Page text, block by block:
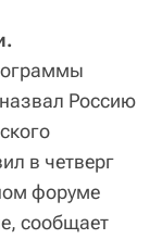
Россию
в четверг
форуме
сообщает